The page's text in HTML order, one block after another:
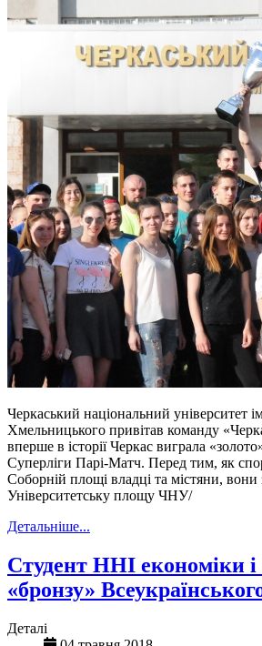
Черкаський національний університет
Хмельницького привітав команду
вперше в історії Черкас виграла
Суперліги Парі-Матч. Перед тим, як
Соборній площі владці та містяни, вони
Університетську площу ЧНУ/
Детальніше...
Студент ННІ економіки і
«бронзу»
Деталі